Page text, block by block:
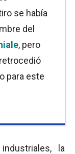
se había
del
, pero
para este
la